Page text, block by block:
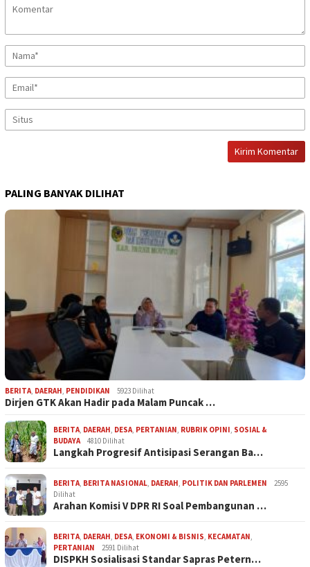
PALING BANYAK DILIHAT
BERITA, DAERAH, PENDIDIKAN 5923 Dilihat
Dirjen GTK Akan Hadir pada Malam Puncak …
BERITA, DAERAH, DESA, PERTANIAN, RUBRIK OPINI, SOSIAL &
BUDAYA
4810 Dilihat
Langkah Progresif Antisipasi Serangan Ba…
BERITA, BERITA NASIONAL, DAERAH, POLITIK DAN PARLEMEN
2595
Dilihat
Arahan Komisi V DPR RI Soal Pembangunan …
BERITA, DAERAH, DESA, EKONOMI & BISNIS, KECAMATAN,
PERTANIAN
2591 Dilihat
DISPKH Sosialisasi Standar Sapras Petern…